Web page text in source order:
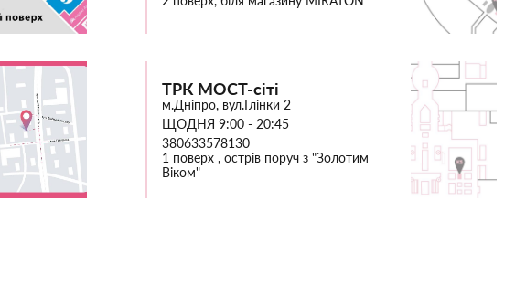
ТРК МОСТ-сіті
м.Дніпро, вул.Глінки 2
ЩОДНЯ 9:00 - 20:45
380633578130
1 поверх , острів поруч з "Золотим
Віком"